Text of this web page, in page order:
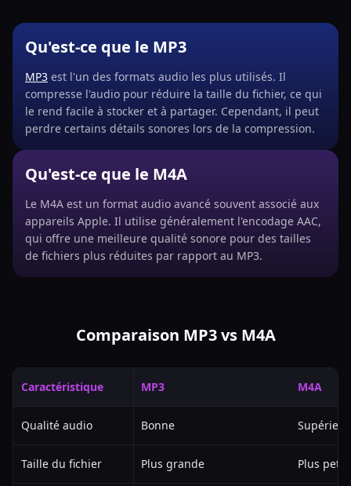
Qu'est-ce que le MP3
MP3 est l'un des formats audio les plus utilisés. Il
compresse l'audio pour réduire la taille du fichier, ce qui
le rend facile à stocker et à partager. Cependant, il peut
perdre certains détails sonores lors de la compression.
Qu'est-ce que le M4A
Le M4A est un format audio avancé souvent associé aux
appareils Apple. Il utilise généralement l'encodage AAC,
qui offre une meilleure qualité sonore pour des tailles
de fichiers plus réduites par rapport au MP3.
Comparaison MP3 vs M4A
Caractéristique MP3 M4A
Qualité audio Bonne
Taille du fichier Plus grande Plus